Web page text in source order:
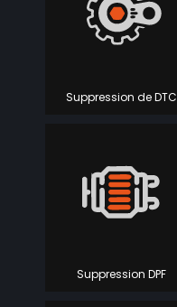
Suppression de DTC
Suppression DPF